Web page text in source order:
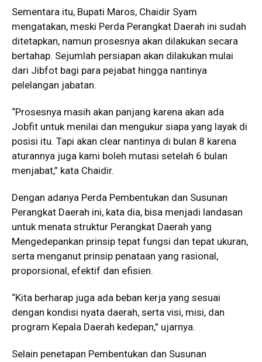
Sementara itu, Bupati Maros, Chaidir Syam
mengatakan, meski Perda Perangkat Daerah ini sudah
ditetapkan, namun prosesnya akan dilakukan secara
bertahap. Sejumlah persiapan akan dilakukan mulai
dari Jibfot bagi para pejabat hingga nantinya
pelelangan jabatan.
“Prosesnya masih akan panjang karena akan ada
Jobfit untuk menilai dan mengukur siapa yang layak di
posisi itu. Tapi akan clear nantinya di bulan 8 karena
aturannya juga kami boleh mutasi setelah 6 bulan
menjabat,” kata Chaidir.
Dengan adanya Perda Pembentukan dan Susunan
Perangkat Daerah ini, kata dia, bisa menjadi landasan
untuk menata struktur Perangkat Daerah yang
Mengedepankan prinsip tepat fungsi dan tepat ukuran,
serta menganut prinsip penataan yang rasional,
proporsional, efektif dan efisien.
“Kita berharap juga ada beban kerja yang sesuai
dengan kondisi nyata daerah, serta visi, misi, dan
program Kepala Daerah kedepan,” ujarnya.
Selain penetapan Pembentukan dan Susunan